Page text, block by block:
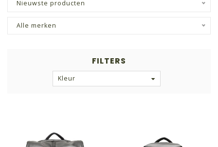
Nieuwste producten
Alle merken
FILTERS
Kleur